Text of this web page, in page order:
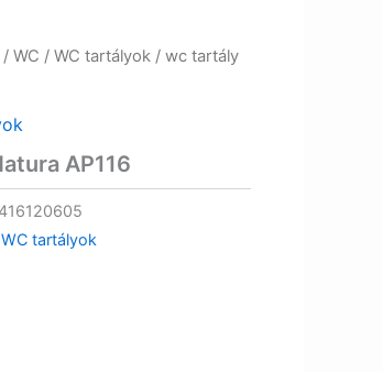
WC / WC tartályok/ wc tartály
AP116
WC tartályok